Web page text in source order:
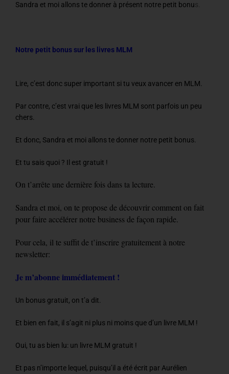
Sandra et moi allons te donner à présent notre petit bonus.
Notre petit bonus sur les livres MLM
Lire, c’est donc super important si tu veux avancer en MLM.
Par contre, c’est vrai que les livres MLM sont parfois un peu
chers.
Et donc, Sandra et moi allons te donner notre petit bonus.
Et tu sais quoi ? Il est gratuit !
On t’arrête une dernière fois dans ta lecture.
Sandra et moi, on te propose de découvrir comment on fait
pour faire accélérer notre business de façon rapide.
Pour cela, il te suffit de t’inscrire gratuitement à notre
newsletter:
Je m’abonne immédiatement !
Un bonus gratuit, on t’a dit.
Et bien en fait, il s’agit ni plus ni moins que d’un livre MLM !
Oui, tu as bien lu: un livre MLM gratuit !
Et pas n’importe lequel, puisqu’il a été écrit par Aurélien